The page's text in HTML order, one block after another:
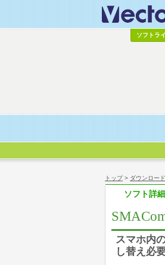
トップ> ダウンロード
ソフト詳細
スマホ内
し替え必
ソフトラ